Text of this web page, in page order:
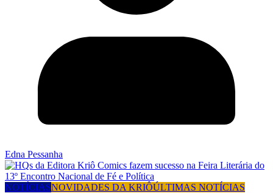
Edna Pessanha
NOTÍCIASNOVIDADES DA KRIÔÚLTIMAS NOTÍCIAS